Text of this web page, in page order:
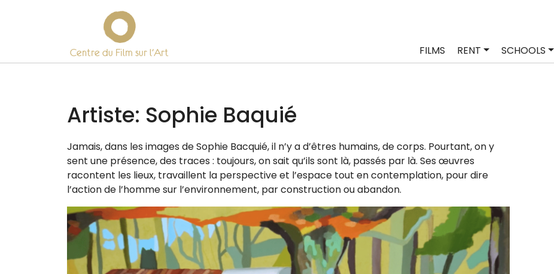
Centre du Film sur l’Art FILMS RENT SCHOOLS
Artiste: Sophie Baquié
Jamais, dans les images de Sophie Bacquié, il n’y a d’êtres humains, de corps. Pourtant, on y
sent une pré­sence, des traces : tou­jours, on sait qu’ils sont là, pas­sés par là. Ses œuvres
racontent les lieux, tra­vaillent la pers­pec­tive et l’espace tout en contem­pla­tion, pour dire
l’action de l’homme sur l’environnement, par construc­tion ou abandon.